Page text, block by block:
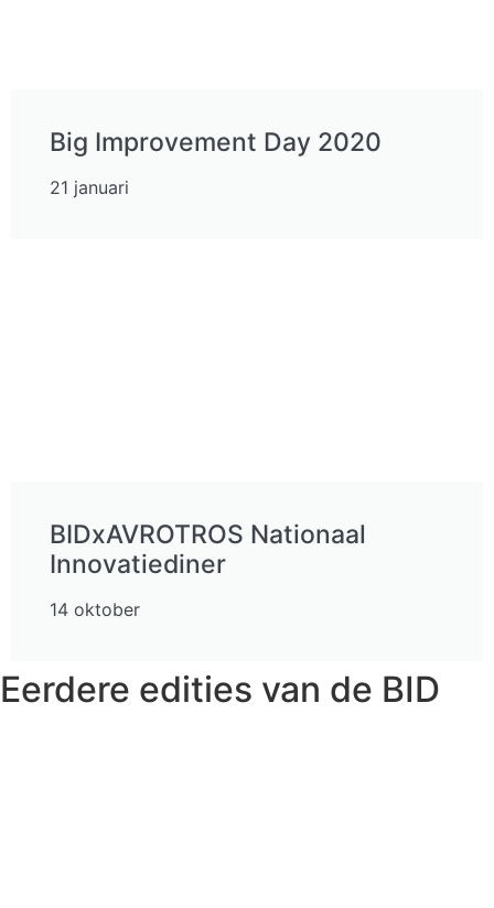
Big Improvement Day 2020
21 januari
BIDxAVROTROS Nationaal
Innovatiediner
14 oktober
Eerdere edities van de BID